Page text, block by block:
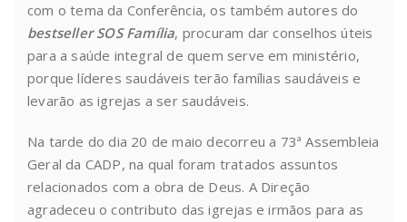
com o tema da Conferência, os também autores do
bestseller SOS Família, procuram dar conselhos úteis
para a saúde integral de quem serve em ministério,
porque líderes saudáveis terão famílias saudáveis e
levarão as igrejas a ser saudáveis.
Na tarde do dia 20 de maio decorreu a 73ª Assembleia
Geral da CADP, na qual foram tratados assuntos
relacionados com a obra de Deus. A Direção
agradeceu o contributo das igrejas e irmãos para as